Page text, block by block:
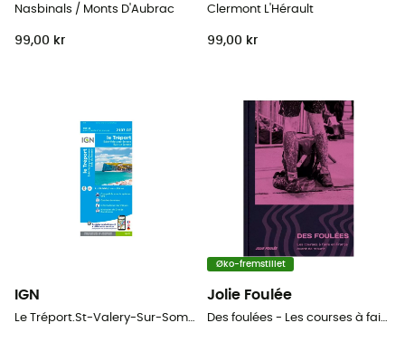
Nasbinals / Monts D'Aubrac
99,00 kr
Clermont L'Hérault
99,00 kr
IGN
Øko-fremstillet
Jolie Foulée